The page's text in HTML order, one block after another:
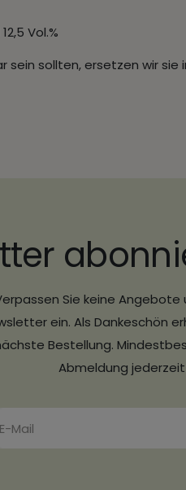
Vol.%
sein sollten, ersetzen wir
Sie keine Angebote
ein. Als Dankeschön
Bestellung.
Abmeldung